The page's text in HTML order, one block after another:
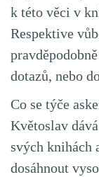
k této věci v
Respektive
dotazů, nebo
Co se týče
Květoslav
svých knihách
dosáhnout